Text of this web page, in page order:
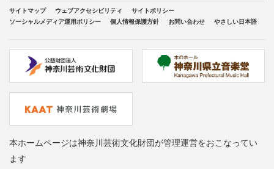
サイトマップ ウェブアクセシビリティ
サイトポリシー
ソーシャルメディア運用ポリシー
個人情報保護方針 お問い合わせ やさしい日本語
本ホームページは神奈川芸術文化財団が管理運営をおこなってい
ます